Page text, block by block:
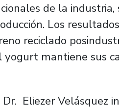
de la
Los
reciclado
mantiene sus
Eliezer Velásquez